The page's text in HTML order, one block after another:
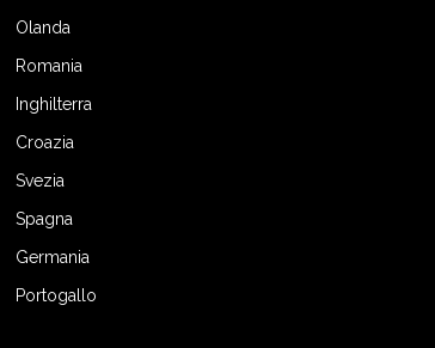
Olanda
Romania
Inghilterra
Croazia
Svezia
Spagna
Germania
Portogallo